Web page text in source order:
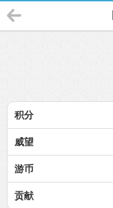
积分
威望
游币
贡献